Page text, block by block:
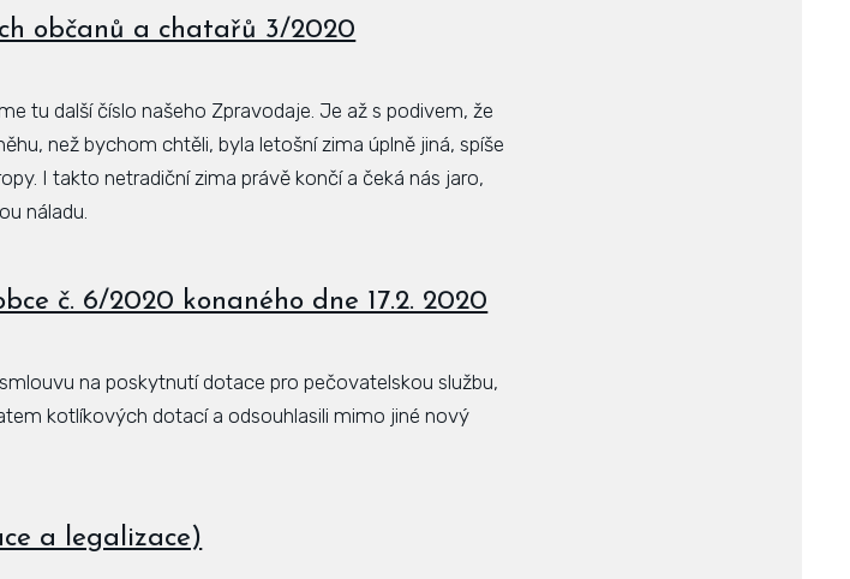
občanů a chatařů 3/2020
tu další číslo našeho Zpravodaje. Je až s podivem, že
než bychom chtěli, byla letošní zima úplně jiná, spíše
I takto netradiční zima právě končí a čeká nás jaro,
náladu.
č. 6/2020 konaného dne 17.2. 2020
na poskytnutí dotace pro pečovatelskou službu,
kotlíkových dotací a odsouhlasili mimo jiné nový
a legalizace)